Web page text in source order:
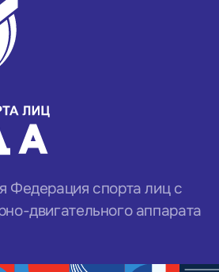
Федерация спорта лиц с
двигательного аппарата